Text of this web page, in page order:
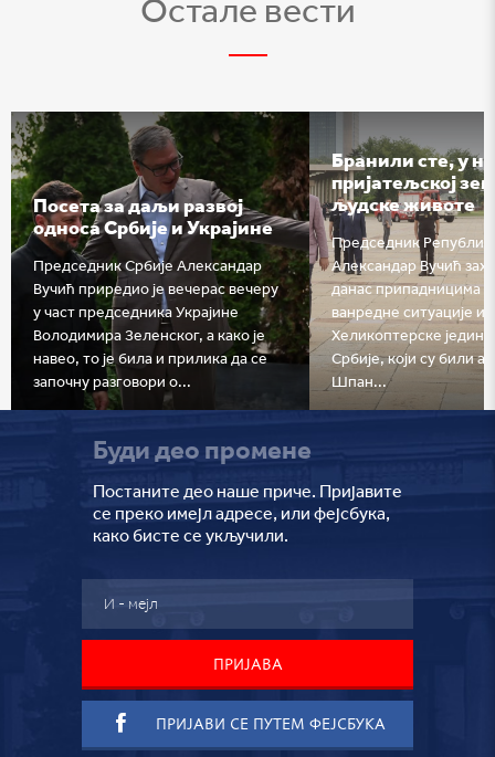
Остале вести
Посета за даљи развој
односа Србије и Украјине
Председник Србије Александар
Вучић приредио је вечерас вечеру
у част председника Украјине
Володимира Зеленског, а како је
навео, то је била и прилика да се
започну разговори о...
Бранили сте, у
пријатељској
људске животе
Председник
Александар Вучић
данас припадницима
ванредне ситуације и
Хеликоптерске
Србије, који су били
Шпан...
Буди део промене
Постаните део наше приче. Пријавите
се преко имејл адресе, или фејсбука,
како бисте се укључили.
ПРИЈАВИ СЕ ПУТЕМ ФЕЈСБУКА